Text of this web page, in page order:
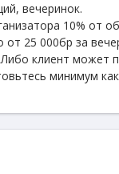
вечеринок.
10% от
от 25 000бр за
клиент может
минимум